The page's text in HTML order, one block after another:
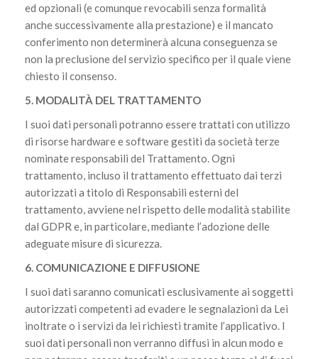
ed opzionali (e comunque revocabili senza formalità
anche successivamente alla prestazione) e il mancato
conferimento non determinerà alcuna conseguenza se
non la preclusione del servizio specifico per il quale viene
chiesto il consenso.
5. MODALITÀ DEL TRATTAMENTO
I suoi dati personali potranno essere trattati con utilizzo
di risorse hardware e software gestiti da società terze
nominate responsabili del Trattamento. Ogni
trattamento, incluso il trattamento effettuato dai terzi
autorizzati a titolo di Responsabili esterni del
trattamento, avviene nel rispetto delle modalità stabilite
dal GDPR e, in particolare, mediante l’adozione delle
adeguate misure di sicurezza.
6. COMUNICAZIONE E DIFFUSIONE
I suoi dati saranno comunicati esclusivamente ai soggetti
autorizzati competenti ad evadere le segnalazioni da Lei
inoltrate o i servizi da lei richiesti tramite l’applicativo. I
suoi dati personali non verranno diffusi in alcun modo e